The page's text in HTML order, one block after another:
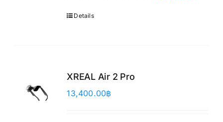
Details
XREAL Air 2 Pro
13,400.00฿